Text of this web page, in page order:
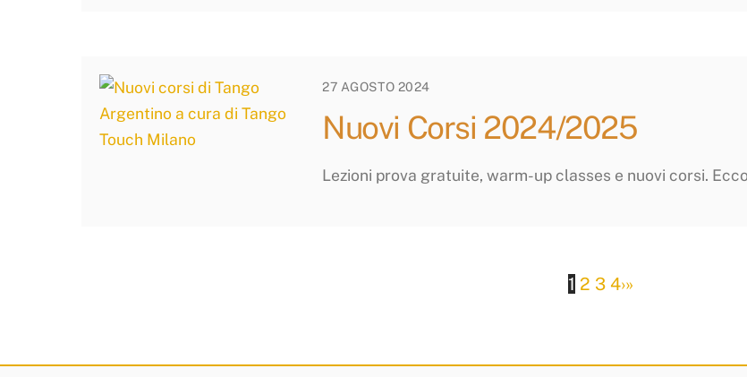
27 AGOSTO 2024
Nuovi Corsi 2024/2025
Lezioni prova gratuite, warm-up classes e nuovi corsi.
1 2 3 4›»